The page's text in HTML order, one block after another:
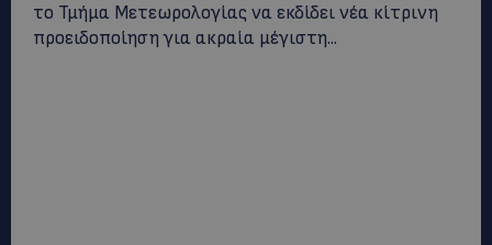
το Τμήμα Μετεωρολογίας να εκδίδει νέα κίτρινη
προειδοποίηση για ακραία μέγιστη...